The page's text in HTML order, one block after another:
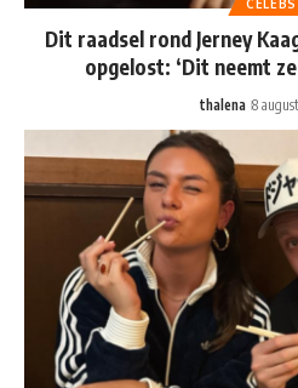
CELEBS
Dit raadsel rond Jerney
opgelost: ‘Dit neemt
thalena 8